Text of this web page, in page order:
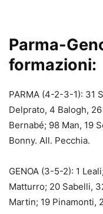
Parma-
formazioni:
PARMA (4-2-3-1): 31
Delprato, 4 Balogh,
Bernabé; 98 Man, 19
Bonny. All. Pecchia.
GENOA (3-5-2): 1
Matturro; 20 Sabelli,
Martin; 19 Pinamonti,